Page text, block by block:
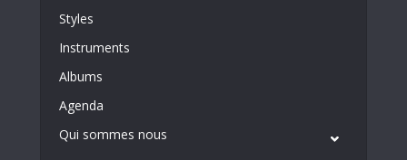
Styles
Instruments
Albums
Agenda
Qui sommes nous